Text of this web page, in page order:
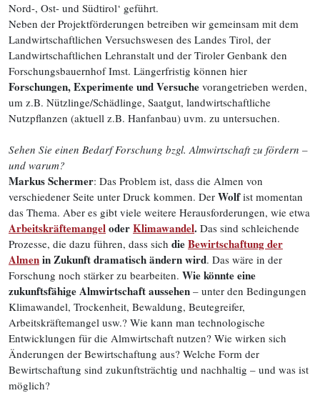
Nord-, Ost- und Südtirol‘ geführt.
Neben der Projektförderungen betreiben wir gemeinsam mit dem
Landwirtschaftlichen Versuchswesen des Landes Tirol, der
Landwirtschaftlichen Lehranstalt und der Tiroler Genbank den
Forschungsbauernhof Imst. Längerfristig können hier
Forschungen, Experimente und Versuche vorangetrieben werden,
um z.B. Nützlinge/Schädlinge, Saatgut, landwirtschaftliche
Nutzpflanzen (aktuell z.B. Hanfanbau) uvm. zu untersuchen.
Sehen Sie einen Bedarf Forschung bzgl. Almwirtschaft zu fördern –
und warum?
Markus Schermer: Das Problem ist, dass die Almen von
verschiedener Seite unter Druck kommen. Der Wolfist momentan
das Thema. Aber es gibt viele weitere Herausforderungen, wie etwa
ArbeitskräftemangeloderKlimawandel. Das sind schleichende
Prozesse, die dazu führen, dass sich dieBewirtschaftung der
Almenin Zukunft dramatisch ändern wird. Das wäre in der
Forschung noch stärker zu bearbeiten. Wie könnte eine
zukunftsfähige Almwirtschaft aussehen – unter den Bedingungen
Klimawandel, Trockenheit, Bewaldung, Beutegreifer,
Arbeitskräftemangel usw.? Wie kann man technologische
Entwicklungen für die Almwirtschaft nutzen? Wie wirken sich
Änderungen der Bewirtschaftung aus? Welche Form der
Bewirtschaftung sind zukunftsträchtig und nachhaltig – und was ist
möglich?